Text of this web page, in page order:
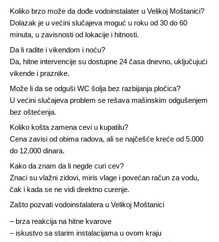
Koliko brzo može da dođe vodoinstalater u Velikoj Moštanici?
Dolazak je u većini slučajeva moguć u roku od 30 do 60
minuta, u zavisnosti od lokacije i hitnosti.
Da li radite i vikendom i noću?
Da, hitne intervencije su dostupne 24 časa dnevno, uključujući
vikende i praznike.
Može li da se odguši WC šolja bez razbijanja pločica?
U većini slučajeva problem se rešava mašinskim odgušenjem
bez oštećenja.
Koliko košta zamena cevi u kupatilu?
Cena zavisi od obima radova, ali se najčešće kreće od 5.000
do 12.000 dinara.
Kako da znam da li negde curi cev?
Znaci su vlažni zidovi, miris vlage i povećan račun za vodu,
čak i kada se ne vidi direktno curenje.
Zašto pozvati vodoinstalatera u Velikoj Moštanici
– brza reakcija na hitne kvarove
– iskustvo sa starim instalacijama u ovom kraju